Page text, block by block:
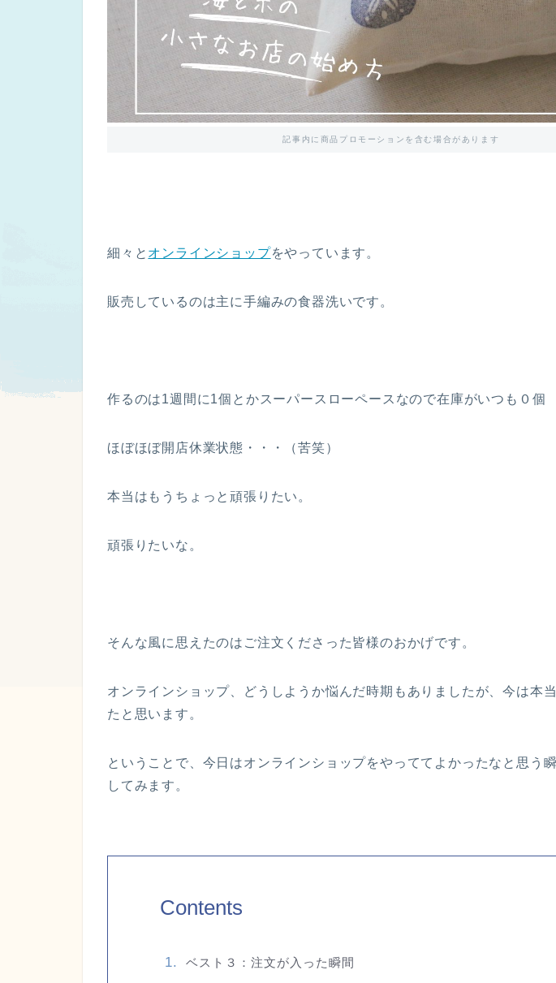
記事内に商品プロモーションを含む場合があります
細々と オンラインショップをやっています。
販売しているのは主に手編みの食器洗いです。
作るのは1週間に1個とかスーパースローペースなので在庫がいつも０個
ほぼほぼ開店休業状態・・・（苦笑）
本当はもうちょっと頑張りたい。
頑張りたいな。
そんな風に思えたのはご注文くださった皆様のおかげです。
オンラインショップ、どうしようか悩んだ時期もありましたが、今は本
たと思います。
ということで、今日はオンラインショップをやっててよかったなと思う
してみます。
Contents
ベスト３：注文が入った瞬間